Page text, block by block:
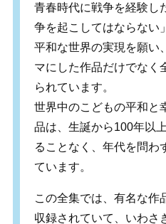
青春時代に戦争を経験し
争を起こしてはならない
平和な世界の実現を願い
マにした作品だけでなく
られています。
世界中のこどもの平和と
品は、生誕から100年以
ることなく、年代を問わ
ています。
この全集では、有名な作
収録されていて、いわさ